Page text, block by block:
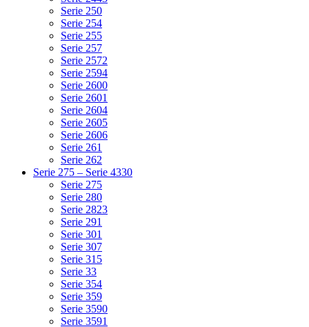
Serie 250
Serie 254
Serie 255
Serie 257
Serie 2572
Serie 2594
Serie 2600
Serie 2601
Serie 2604
Serie 2605
Serie 2606
Serie 261
Serie 262
Serie 275 – Serie 4330
Serie 275
Serie 280
Serie 2823
Serie 291
Serie 301
Serie 307
Serie 315
Serie 33
Serie 354
Serie 359
Serie 3590
Serie 3591